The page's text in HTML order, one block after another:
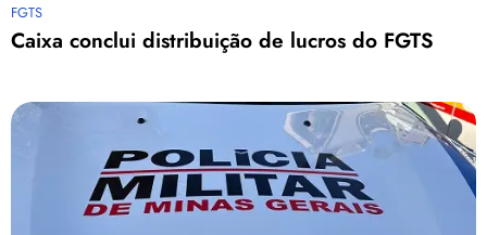
FGTS
Caixa conclui distribuição de lucros do FGTS